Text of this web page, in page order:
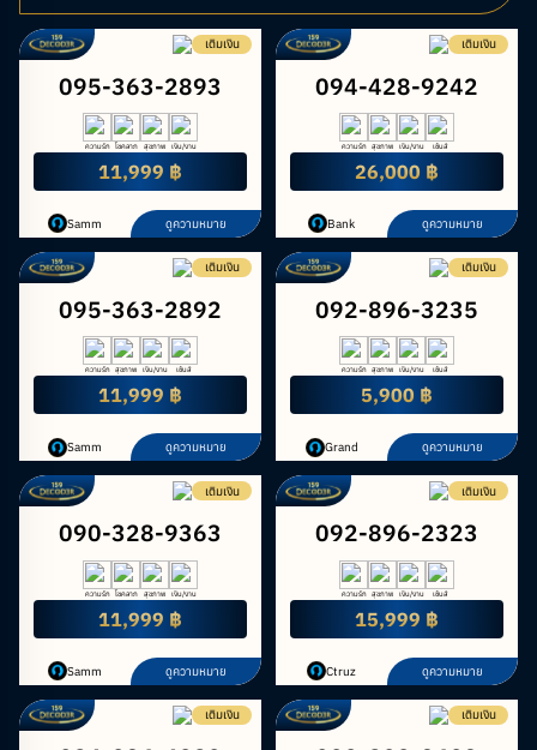
เติมเงิน
095-363-2893
ความรัก โชคลาภ สุขภาพ เงิน/งาน
11,999 ฿
Samm ดูความหมาย
เติมเงิน
094-428-9242
ความรัก สุขภาพ เงิน/งาน เซ้นส์
26,000 ฿
Bank ดูความหมาย
เติมเงิน
095-363-2892
ความรัก สุขภาพ เงิน/งาน เซ้นส์
11,999 ฿
Samm ดูความหมาย
เติมเงิน
092-896-3235
ความรัก สุขภาพ เงิน/งาน เซ้นส์
5,900 ฿
Grand ดูความหมาย
เติมเงิน
090-328-9363
ความรัก โชคลาภ สุขภาพ เงิน/งาน
11,999 ฿
Samm ดูความหมาย
เติมเงิน
092-896-2323
ความรัก สุขภาพ เงิน/งาน เซ้นส์
15,999 ฿
Ctruz ดูความหมาย
เติมเงิน เติมเงิน